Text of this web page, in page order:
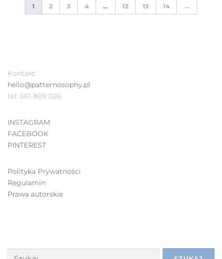
1 2 3 4 … 12 13 14 →
Kontakt:
hello@patternosophy.pl
tel: 661 809 026
INSTAGRAM
FACEBOOK
PINTEREST
Polityka Prywatności
Regulamin
Prawa autorskie